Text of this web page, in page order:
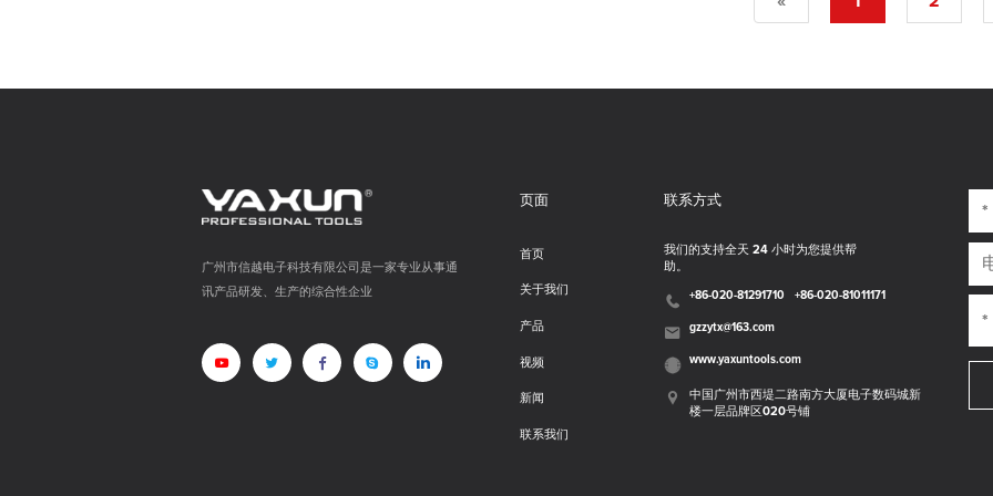
广州市信越电子科技有限公司是一家专业从事通
讯产品研发、生产的综合性企业
页面
首页
关于我们
产品
视频
新闻
联系我们
联系方式
我们的支持全天 24 小时为您提供帮
助。
+86-020-81291710 +86-020-81011171
gzzytx@163.com
www.yaxuntools.com
中国广州市西堤二路南方大厦电子数码城新
楼一层品牌区020号铺